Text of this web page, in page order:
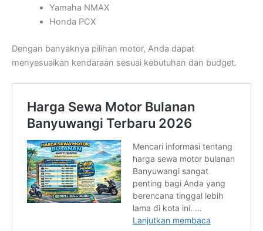
Yamaha NMAX
Honda PCX
Dengan banyaknya pilihan motor, Anda dapat
menyesuaikan kendaraan sesuai kebutuhan dan budget.